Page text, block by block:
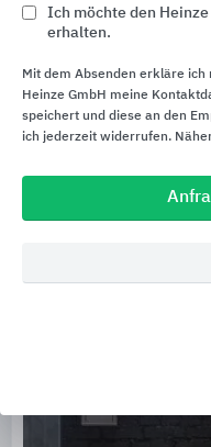
Erlau
Ich möchte den
erhalten.
Mit dem Absenden erkläre
Heinze GmbH meine
speichert und diese an den
ich jederzeit widerrufen.